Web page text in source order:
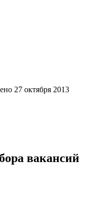
27 октября 2013
вакансий